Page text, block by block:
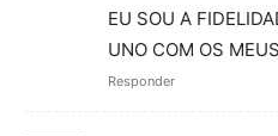
EU SOU A
UNO COM OS
Responder